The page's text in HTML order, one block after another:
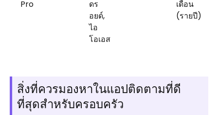
Pro
ดร
อยด์,
ไอ
โอเอส
เดือน
(รายปี)
สิ่งที่ควรมองหาในแอปติดตามที่ดี
ที่สุดสำหรับครอบครัว